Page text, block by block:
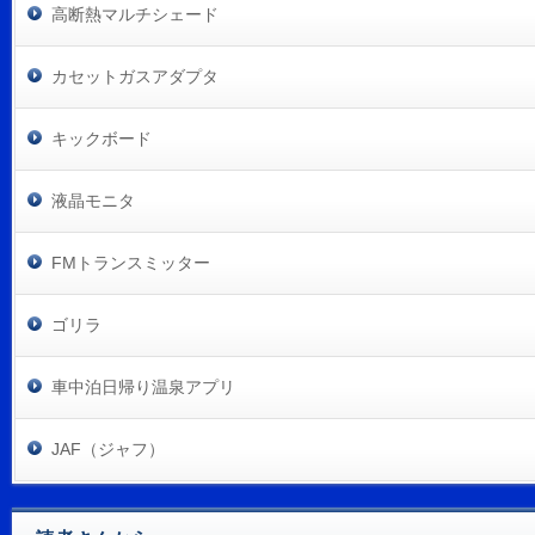
高断熱マルチシェード
カセットガスアダプタ
キックボード
液晶モニタ
FMトランスミッター
ゴリラ
車中泊日帰り温泉アプリ
JAF（ジャフ）